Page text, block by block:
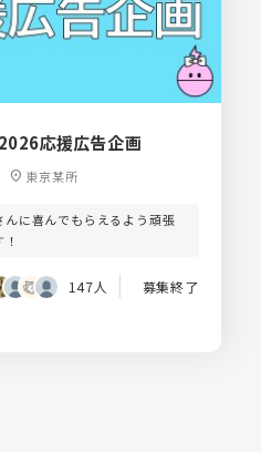
応援広告企画
location_on 東京某所
んに喜んでもらえるよう頑張
147人 募集終了